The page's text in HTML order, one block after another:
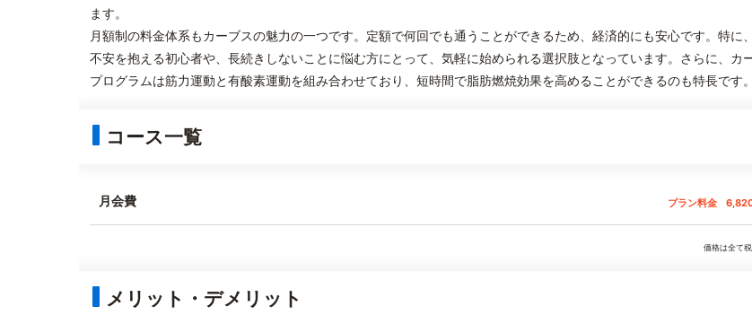
ます。
月額制の料金体系もカーブスの魅力の一つです。定額で何回でも通うことができるため、経済的にも安心です。特に
不安を抱える初心者や、長続きしないことに悩む方にとって、気軽に始められる選択肢となっています。さらに、カ
プログラムは筋力運動と有酸素運動を組み合わせており、短時間で脂肪燃焼効果を高めることができるのも特長です。
コース一覧
月会費 プラン料金
価格は全て税
メリット・デメリット